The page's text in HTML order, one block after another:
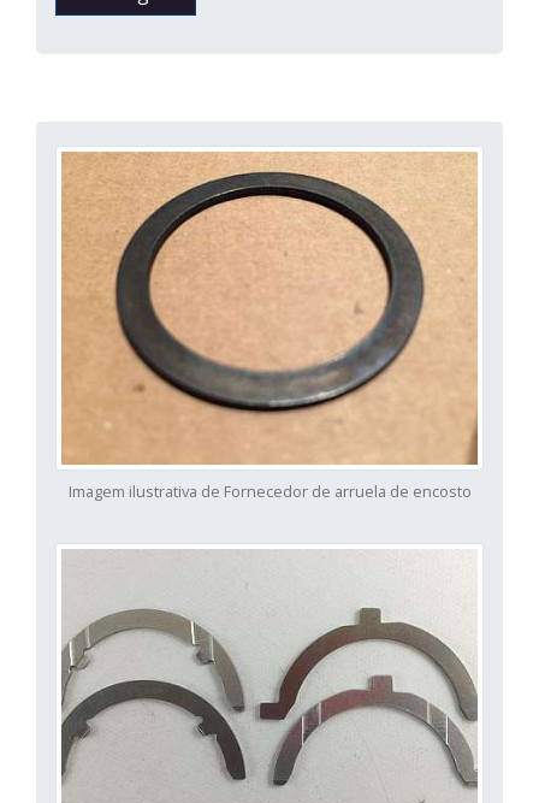
Imagem ilustrativa de Fornecedor de arruela de encosto